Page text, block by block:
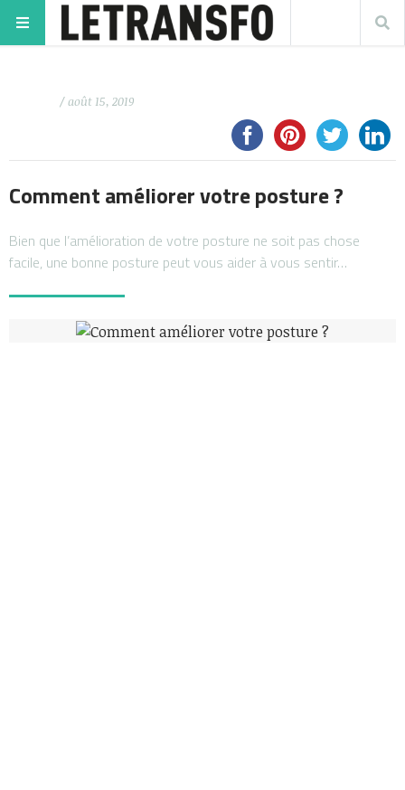
/ août 15, 2019
Comment améliorer votre posture ?
Bien que l’amélioration de votre posture ne soit pas chose
facile, une bonne posture peut vous aider à vous sentir…